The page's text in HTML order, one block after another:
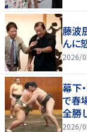
藤波
んに
2026/
幕下
で春
全勝
2026/